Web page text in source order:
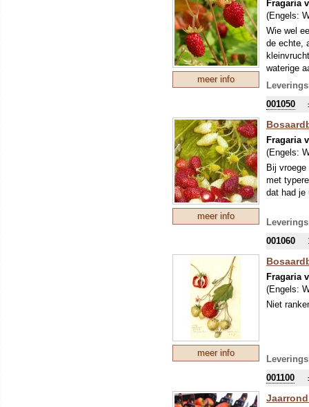
meer info
Fragaria
(Engels:
Wie wel
de echte,
waterige
001050
meer info
Fragaria
(Engels:
Bij
met
dat had
001060
meer info
Fragaria
(Engels:
Niet
001100